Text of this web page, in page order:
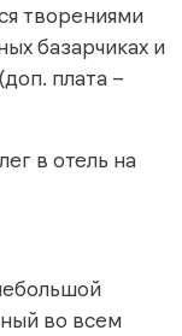
творениями
базарчиках и
плата –
в отель на
во всем